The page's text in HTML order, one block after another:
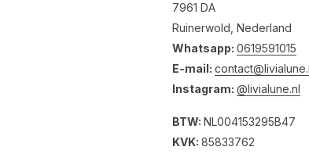
7961 DA
Ruinerwold, Nederland
Whatsapp: 0619591015
E-mail:
Instagram: @livialune.nl
BTW: NL004153295B47
KVK: 85833762